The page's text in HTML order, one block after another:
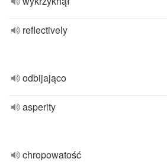
reflectively
odbijająco
asperity
chropowatość